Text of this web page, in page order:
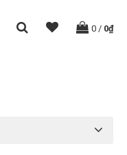
0 / 0₫